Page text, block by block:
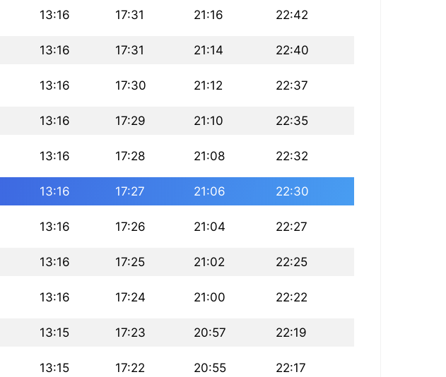
13:16 17:31 21:16 22:42
13:16 17:31 21:14 22:40
13:16 17:30 21:12 22:37
13:16 17:29 21:10 22:35
13:16 17:28 21:08 22:32
13:16 17:27 21:06 22:30
13:16 17:26 21:04 22:27
13:16 17:25 21:02 22:25
13:16 17:24 21:00 22:22
13:15 17:23 20:57 22:19
13:15 17:22 20:55 22:17